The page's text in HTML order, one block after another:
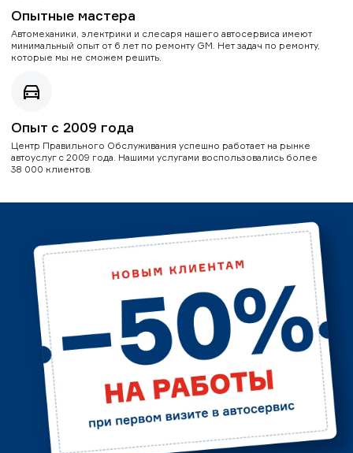
Опытные мастера
Автомеханики, электрики и слесаря нашего автосервиса имеют
минимальный опыт от 6 лет по ремонту GM. Нет задач по ремонту,
которые мы не сможем решить.
Опыт с 2009 года
Центр Правильного Обслуживания успешно работает на рынке
автоуслуг с 2009 года. Нашими услугами воспользовались более
38 000 клиентов.